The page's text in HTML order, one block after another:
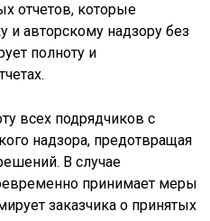
отчетов, которые
и авторскому надзору без
полноту и
всех подрядчиков с
надзора, предотвращая
В случае
принимает меры
заказчика о принятых